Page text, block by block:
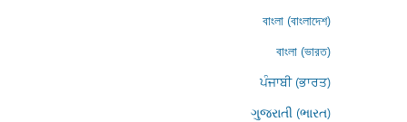
বাংলা (বাংলাদেশ)
বাংলা (ভারত)
ਪੰਜਾਬੀ (ਭਾਰਤ)
ગુજરાતી (ભારત)